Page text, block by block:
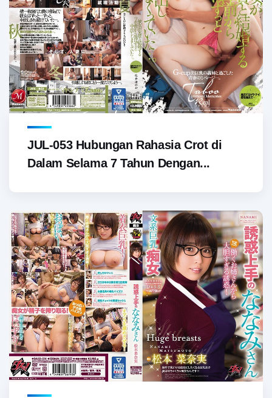
JUL-053 Hubungan Rahasia Crot di
Dalam Selama 7 Tahun Dengan...